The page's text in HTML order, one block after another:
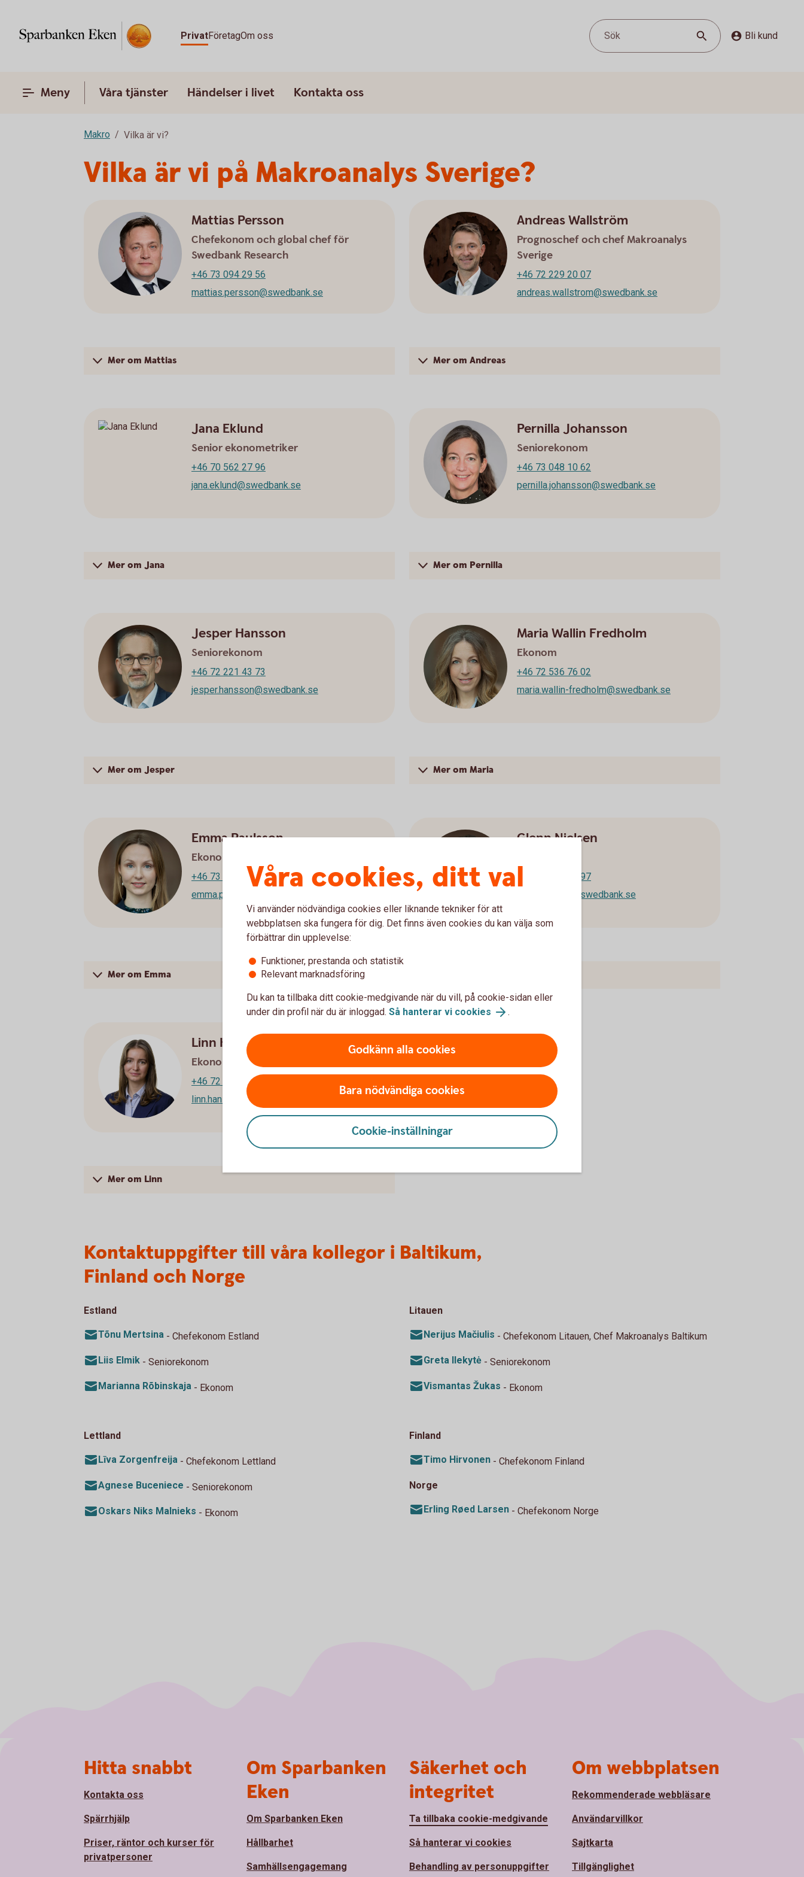
PrivatFöretagOm oss Sök Bli kund
Meny Våra tjänster Händelser i livet Kontakta oss
Makro Vilka är vi?
Vilka är vi på Makroanalys Sverige?
Mattias Persson
Chefekonom och global chef för
Swedbank Research
+46 73 094 29 56
mattias.persson@swedbank.se
Mer om Mattias
Jana Eklund
Senior ekonometriker
+46 70 562 27 96
jana.eklund@swedbank.se
Mer om Jana
Jesper Hansson
Seniorekonom
+46 72 221 43 73
jesper.hansson@swedbank.se
Mer om Jesper
Emma Paulsson
Ekonom
+46 73 083 47 32
emma.paulsson@swedbank.se
Mer om Emma
Linn Hansen
Ekonom
+46 72 230 75 78
linn.hansen@swedbank.se
Mer om Linn
Andreas Wallström
Prognoschef och chef Makroanalys
Sverige
+46 72 229 20 07
andreas.wallstrom@swedbank.se
Mer om Andreas
Pernilla Johansson
Seniorekonom
+46 73 048 10 62
pernilla.johansson@swedbank.se
Mer om Pernilla
Maria Wallin Fredholm
Ekonom
+46 72 536 76 02
maria.wallin-fredholm@swedbank.se
Mer om Maria
Glenn Nielsen
+46 73 089 88 97
glenn.nielsen@swedbank.se
Kontaktuppgifter till våra kollegor i Baltikum,
Finland och Norge
Estland
Tõnu Mertsina - Chefekonom Estland
Liis Elmik - Seniorekonom
Marianna Rõbinskaja - Ekonom
Lettland
Līva Zorgenfreija - Chefekonom Lettland
Agnese Buceniece - Seniorekonom
Oskars Niks Malnieks - Ekonom
Litauen
Nerijus Mačiulis - Chefekonom Litauen, Chef Makroanalys Baltikum
Greta Ilekytė - Seniorekonom
Vismantas Žukas - Ekonom
Finland
Timo Hirvonen - Chefekonom Finland
Norge
Erling Røed Larsen - Chefekonom Norge
Våra cookies, ditt val
Vi använder nödvändiga cookies eller liknande tekniker för att
webbplatsen ska fungera för dig. Det finns även cookies du kan välja som
förbättrar din upplevelse:
Funktioner, prestanda och statistik
Relevant marknadsföring
Du kan ta tillbaka ditt cookie-medgivande när du vill, på cookie-sidan eller
under din profil när du är inloggad. Så hanterar vi cookies .
Godkänn alla cookies
Bara nödvändiga cookies
Cookie-inställningar
Hitta snabbt
Kontakta oss
Spärrhjälp
Priser, räntor och kurser för
privatpersoner
Om Sparbanken
Eken
Om Sparbanken Eken
Hållbarhet
Samhällsengagemang
Säkerhet och
integritet
Ta tillbaka cookie-medgivande
Så hanterar vi cookies
Behandling av personuppgifter
Om webbplatsen
Rekommenderade webbläsare
Användarvillkor
Sajtkarta
Tillgänglighet